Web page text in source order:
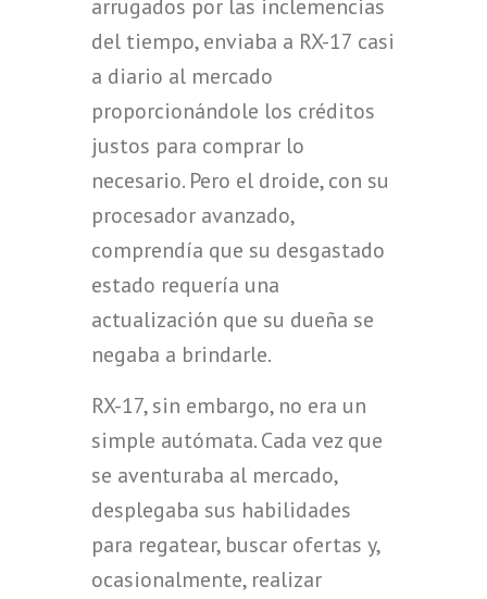
arrugados por las inclemencias
del tiempo, enviaba a RX-17 casi
a diario al mercado
proporcionándole los créditos
justos para comprar lo
necesario. Pero el droide, con su
procesador avanzado,
comprendía que su desgastado
estado requería una
actualización que su dueña se
negaba a brindarle.
RX-17, sin embargo, no era un
simple autómata. Cada vez que
se aventuraba al mercado,
desplegaba sus habilidades
para regatear, buscar ofertas y,
ocasionalmente, realizar